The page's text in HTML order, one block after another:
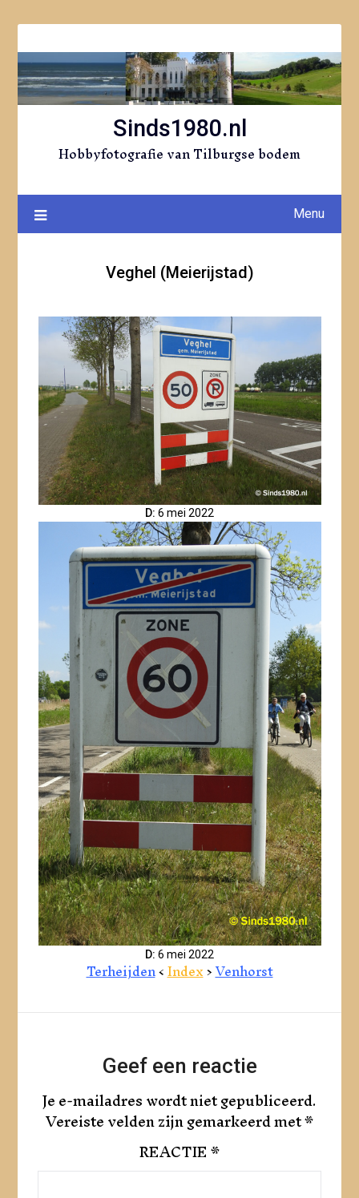
naar
inhoud
Sinds1980.nl
Hobbyfotografie van Tilburgse bodem
Menu
Veghel (Meierijstad)
D: 6 mei 2022
D: 6 mei 2022
Terheijden<Index>Venhorst
Geef een reactie
Je e-mailadres wordt niet gepubliceerd.
Vereiste velden zijn gemarkeerd met*
REACTIE*